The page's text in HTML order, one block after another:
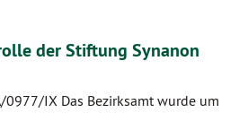
der Stiftung Synanon
0977/IX Das Bezirksamt wurde um